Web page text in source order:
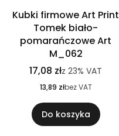
Kubki firmowe Art Print
Tomek biało-
pomarańczowe Art
M_062
17,08 złz 23% VAT
13,89 złbez VAT
Do koszyka